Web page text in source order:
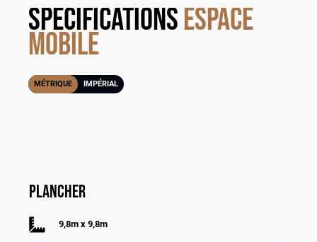
specificationsEspace
Mobile
MÉTRIQUE IMPÉRIAL
Plancher
9,8m x 9,8m